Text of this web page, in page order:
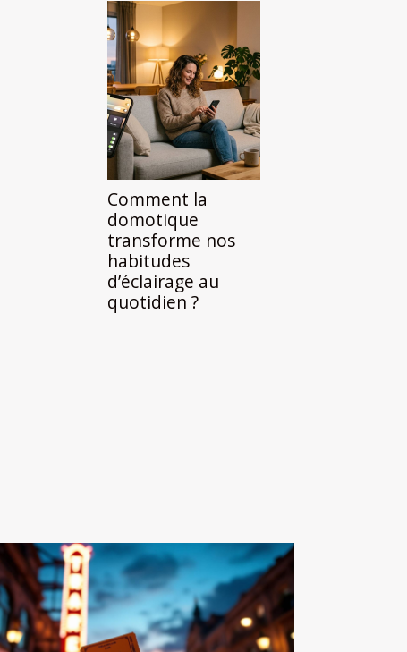
Comment la
domotique
transforme nos
habitudes
d’éclairage au
quotidien ?